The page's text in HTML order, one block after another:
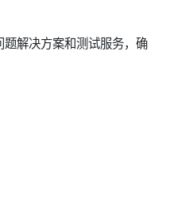
解决方案和测试服务，确